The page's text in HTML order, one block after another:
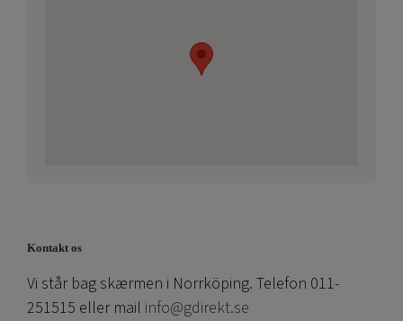
Kontakt os
Vi står bag skærmen i Norrköping. Telefon 011-
251515 eller mail info@gdirekt.se